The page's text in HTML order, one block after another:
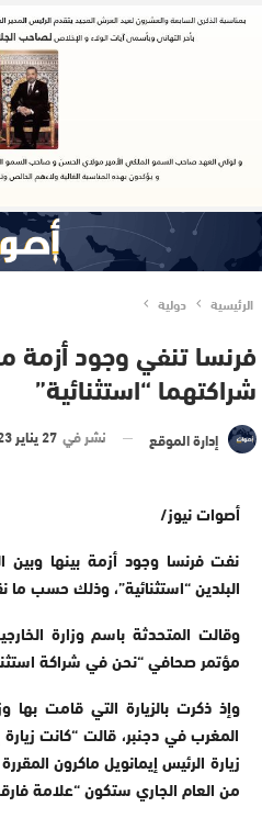
الرئيسية دولية
فرنسا تنفي وجود أزمة
شراكتهما “استثنائية”
إدارة الموقع نشر في 27 يناير 2023 الساعة 17 و 07 دقيقة
أصوات نيوز/
نفت فرنسا وجود أزمة بينها وبين
البلدين “استثنائية”، وذلك حسب ما
وقالت المتحدثة باسم وزارة
مؤتمر صحافي “نحن في شراكة
وإذ ذكرت بالزيارة التي قامت بها
المغرب في دجنبر، قالت “كانت
زيارة الرئيس إيمانويل ماكرون
من العام الجاري ستكون “علامة